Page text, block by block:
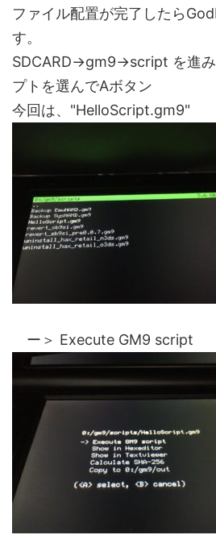
ファイル配置が完了したら
す。
SDCARD→gm9→script を進み
プトを選んでAボタン
今回は、"HelloScript.gm9"
ー＞ Execute GM9 script